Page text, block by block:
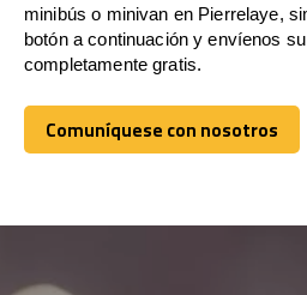
minibús o minivan en Pierrelaye,
botón a continuación y envíenos
completamente gratis.
Comuníquese con nosotros
Comuníquese con nosotros